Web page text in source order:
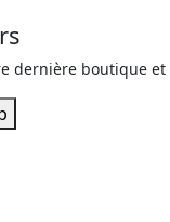
dernière boutique et